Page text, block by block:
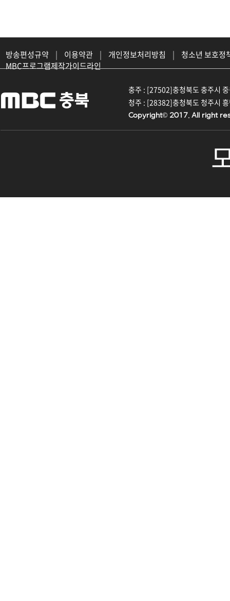
방송편성규약 | 이용약관 | 개인정보처리방침 |
청소년 보호정
MBC프로그램제작가이드라인
충주 : [27502]충청북도 충주시
청주 : [28382]충청북도 청주시
Copyright© 2017. All right